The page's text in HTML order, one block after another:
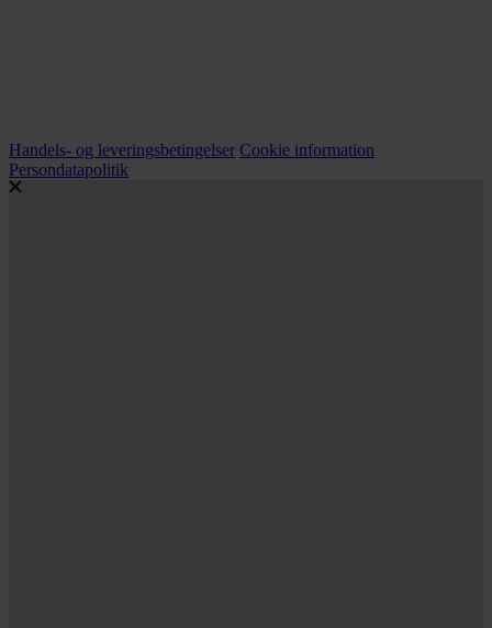
Handels- og leveringsbetingelser Cookie information
Persondatapolitik